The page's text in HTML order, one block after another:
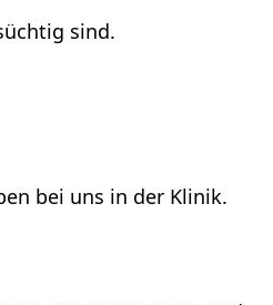
sind.
bei uns in der Klinik.